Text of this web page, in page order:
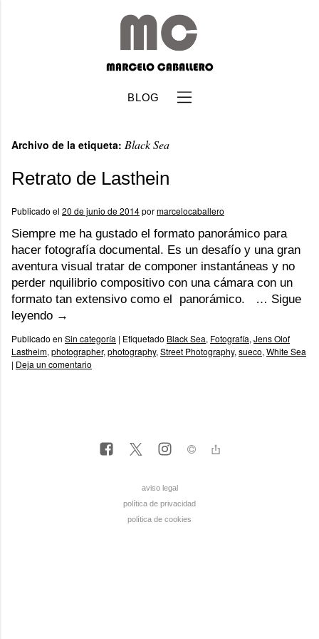
BLOG
Archivo de la etiqueta: Black Sea
Retrato de Lasthein
Publicado el 20 de junio de 2014pormarcelocaballero
Siempre me ha gustado el formato panorámico para
hacer fotografía documental. Es un desafío y una gran
aventura visual tratar de componer instantáneas y no
perder nquilibrio compositivo con una cámara con un
formato tan extensivo como el panorámico. … Sigue
leyendo →
Publicado en Sin categoría | Etiquetado Black Sea, Fotografía, Jens Olof
Lastheim, photographer, photography, Street Photography, sueco, White Sea
| Deja un comentario
aviso legal
política de privacidad
política de cookies